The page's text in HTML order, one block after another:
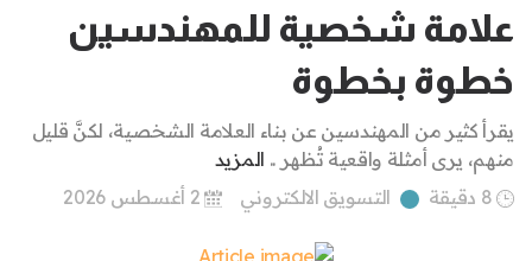
علامة شخصية للمهندسين
خطوة بخطوة
يقرأ كثير من المهندسين عن بناء العلامة الشخصية، لكنَّ قليل
منهم، يرى أمثلة واقعية تُظهر .. المزيد
8 دقيقة
التسويق الالكتروني 2 أغسطس 2026